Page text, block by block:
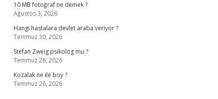
10 MB fotoğraf ne demek ?
Ağustos 3, 2026
Hangi hastalara devlet araba veriyor ?
Temmuz 30, 2026
Stefan Zweig psikolog mu ?
Temmuz 28, 2026
Kozalak ne ile boy ?
Temmuz 26, 2026